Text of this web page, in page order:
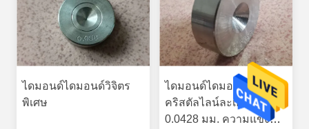
ไดมอนด์ไดมอนด์วิจิตร
พิเศษ
ไดมอนด์ไดมอนด์โพลี
คริสตัลไลน์ละเอียดพิเศษ
0.0428 มม. ความแข็ง